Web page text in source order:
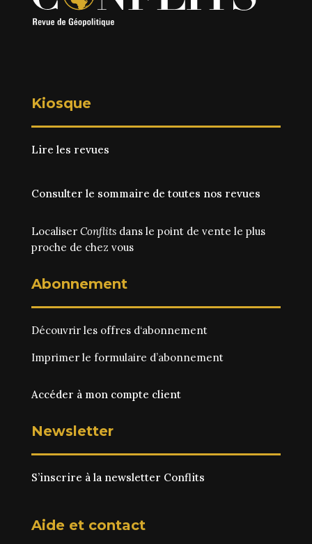
Kiosque
Lire les revues
Consulter le sommaire de toutes nos revues
Localiser Conflitsdans le point de vente le plus
proche de chez vous
Abonnement
Découvrir les offres d‘abonnement
Imprimer le formulaire d’abonnement
Accéder à mon compte client
Newsletter
S’inscrire à la newsletter Conflits
Aide et contact